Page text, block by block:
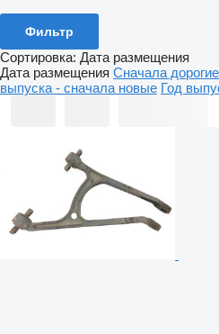
Фильтр
Сортировка: Дата размещения
Дата размещения Сначала дорогие
выпуска - сначала новые Год